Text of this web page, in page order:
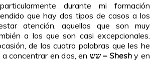
durante mi formación
que hay dos tipos de casos a los
atención, aquellos que son muy
a los que son casi excepcionales.
de las cuatro palabras que les he
concentrar en dos, en
שש – Sheshy en